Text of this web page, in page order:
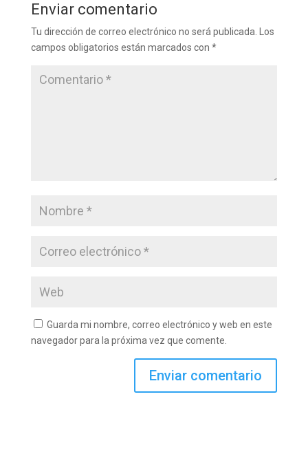
Enviar comentario
Tu dirección de correo electrónico no será publicada.
Los
campos obligatorios están marcados con *
Guarda mi nombre, correo electrónico y web en este
navegador para la próxima vez que comente.